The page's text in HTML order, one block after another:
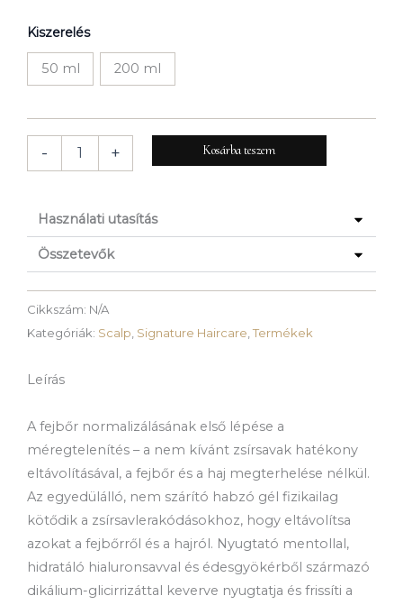
Kiszerelés
50 ml 200 ml
-
Scalp
Puryfing
Gel
mennyiség
+ Kosárba teszem
Használati utasítás
Összetevők
Cikkszám: N/A
Kategóriák: Scalp Signature Haircare ,Termékek
Leírás
A fejbőr normalizálásának első lépése a
méregtelenítés – a nem kívánt zsírsavak hatékony
eltávolításával, a fejbőr és a haj megterhelése nélkül.
Az egyedülálló, nem szárító habzó gél fizikailag
kötődik a zsírsavlerakódásokhoz, hogy eltávolítsa
azokat a fejbőrről és a hajról. Nyugtató mentollal,
hidratáló hialuronsavval és édesgyökérből származó
dikálium-glicirrizáttal keverve nyugtatja és frissíti a